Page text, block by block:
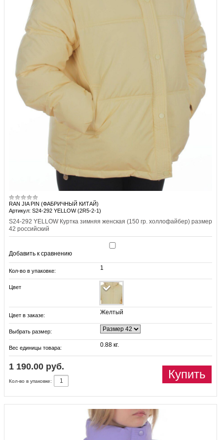
RAN JIA PIN (ФАБРИЧНЫЙ КИТАЙ)
Артикул: S24-292 YELLOW (2R5-2-1)
S24-292 YELLOW Куртка зимняя женская (150 гр. холлофайбер) размер
42 российский
Добавить к сравнению
Кол-во в упаковке: 1
Цвет
Цвет в заказе: Желтый
Выбрать размер:
Вес единицы товара: 0.88 кг.
1 190.00 руб.
Купить
Кол-во в упаковке: